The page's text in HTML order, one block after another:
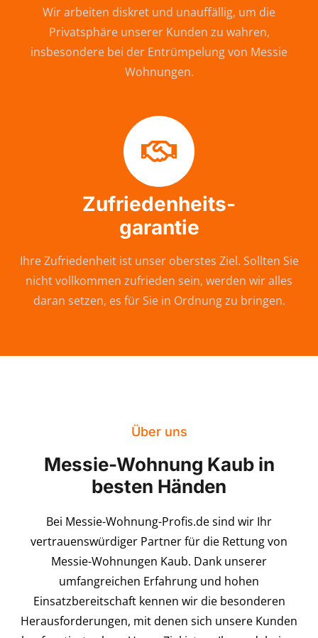
Wir arbeiten diskret und unauffällig, um die
Privatsphäre unserer Kunden zu wahren,
insbesondere bei der Entrümpelung von Messie
Wohnungen.
Zufriedenheits-
garantie
Ihre Zufriedenheit ist unser oberstes Ziel. Sollten Sie
nicht vollkommen zufrieden sein, werden wir alles
daran setzen, es für Sie in Ordnung zu bringen.
Über uns
Messie-Wohnung Kaub in
besten Händen
Bei Messie-Wohnung-Profis.de sind wir Ihr
vertrauenswürdiger Partner für die Rettung von
Messie-Wohnungen Kaub. Dank unserer
umfangreichen Erfahrung und hohen
Einsatzbereitschaft kennen wir die besonderen
Herausforderungen, mit denen sich unsere Kunden